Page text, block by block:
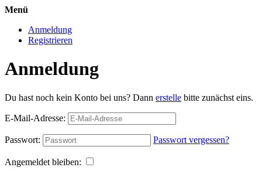
Menü
Anmeldung
Registrieren
Anmeldung
Du hast noch kein Konto bei uns? Dann erstelle bitte zunächst eins.
E-Mail-Adresse:
Passwort: Passwort vergessen?
Angemeldet bleiben: